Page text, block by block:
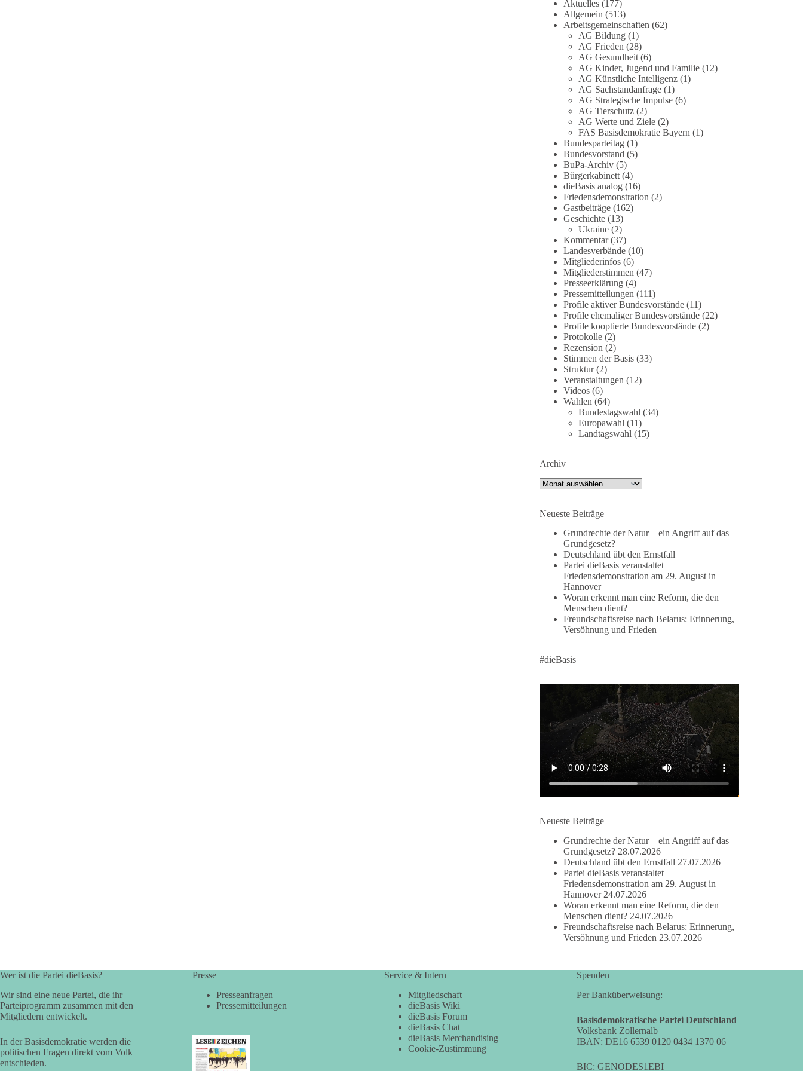
aufgearbeitet.
Auch in Deutschland warten viele Menschen bis
heute auf Antworten:
❓ Wie wurden politische Entscheidungen
getroffen?
❓ Welche Maßnahmen waren notwendig und
welche nicht?
❓Und wer übernimmt die Verantwortung für die
massiven Folgen für Kinder, Familien,
Unternehmen und das Vertrauen in unseren
Rechtsstaat?
🟩🟩🟦🟦🟥🟥🟧🟧
Eine demokratische Gesellschaft lebt nicht davon,
unbequeme Fragen zu vermeiden. Sie lebt davon,
Fragen offen zu stellen und transparent zu
beantworten.
dieBasis fordert deshalb weiterhin eine
unabhängige, vollständige und transparente
Aufarbeitung der Corona-Politik. Ohne
Denkverbote, ohne Vorverurteilungen und ohne
Tabus.
Quellen:https://apnews.com/article/fauci-diaries-
covid-origins-rand-paul-
6b25da9f75a0becbaf2886ab22643e67
https://www.tichyseinblick.de/kolumnen/aus-aller-
welt/usa-tagebuch-fauci-corona-impfung/
#dieBasis #Corona #Aufarbeitung
#Vertrauen
239 36
DieBasis
🕊 Wir wollen den Krieg mit Russland nicht!
Am 20. Juni 2026 fand in Berlin am
Brandenburger Tor die Demonstration mit dem
Motto „Russland ist nicht unser Feind“ statt.
Hier ein Auszug aus der Rede von der
Bundestagsabgeordneten Sevim Dağdelen
Revanchismus!“
👉 Hier geht es zum vollständigen Video:
https://www.youtube.com/live/a9hOswSNg4I?
si=2b_C6GgNY9EB-rXw
🟩🟩🟦🟦🟥🟥🟧🟧
#dieBasis #frieden
#friedenspartei
377 Auf Facebook ansehen
DieBasis
2 Tage(n) zuvor
Wusstest du, dass ein guter Antrag nicht besser
bestimmten Partei kommt?
Sachsen-Anhalt braucht Lösungen für Schule,
Kommunen. Diese Probleme werden nicht
kleiner, wenn im Landtag zuerst auf Parteifarbe
und erst danach auf den Inhalt geschaut wird.
Aktuelles(177)
Allgemein (513)
Arbeitsgemeinschaften (62)
AG Bildung(1)
AG Frieden (28)
AG Gesundheit(6)
AG Kinder, Jugend und Familie(12)
AG Künstliche Intelligenz(1)
AG Sachstandanfrage(1)
AG Strategische Impulse(6)
AG Tierschutz(2)
AG Werte und Ziele(2)
FAS Basisdemokratie Bayern (1)
Bundesparteitag(1)
Bundesvorstand (5)
BuPa-Archiv(5)
Bürgerkabinett(4)
dieBasis analog(16)
Friedensdemonstration (2)
Gastbeiträge(162)
Geschichte(13)
Ukraine(2)
Kommentar(37)
Landesverbände(10)
Mitgliederinfos(6)
Mitgliederstimmen (47)
Presseerklärung(4)
Pressemitteilungen (111)
Profile aktiver Bundesvorstände(11)
Profile ehemaliger Bundesvorstände(22)
Profile kooptierte Bundesvorstände(2)
Protokolle(2)
Rezension (2)
Stimmen der Basis(33)
Struktur(2)
Veranstaltungen (12)
Videos(6)
Wahlen (64)
Bundestagswahl (34)
Europawahl (11)
Landtagswahl (15)
Archiv
Archiv
Neueste Beiträge
Grundrechte der Natur – ein Angriff auf das
Grundgesetz?
Deutschland übt den Ernstfall
Partei dieBasis veranstaltet
Friedensdemonstration am 29. August in
Hannover
Woran erkennt man eine Reform, die den
Menschen dient?
Freundschaftsreise nach Belarus: Erinnerung,
Versöhnung und Frieden
#dieBasis
Neueste Beiträge
Grundrechte der Natur – ein Angriff auf das
Grundgesetz? 28.07.2026
Deutschland übt den Ernstfall 27.07.2026
Partei dieBasis veranstaltet
Friedensdemonstration am 29. August in
Hannover 24.07.2026
Woran erkennt man eine Reform, die den
Menschen dient? 24.07.2026
Freundschaftsreise nach Belarus: Erinnerung,
Versöhnung und Frieden 23.07.2026
Wer ist die Partei dieBasis?
Wir sind eine neue Partei, die ihr
Parteiprogramm zusammen mit den
Mitgliedern entwickelt.
In der Basisdemokratie werden die
politischen Fragen direkt vom Volk
entschieden.
Presse
Presseanfragen
Pressemitteilungen
Service & Intern
Mitgliedschaft
dieBasis Wiki
dieBasis Forum
dieBasis Chat
dieBasis Merchandising
Cookie-Zustimmung
Spenden
Per Banküberweisung:
Basisdemokratische Partei Deutschland
Volksbank Zollernalb
IBAN: DE16 6539 0120 0434 1370 06
BIC: GENODES1EBI